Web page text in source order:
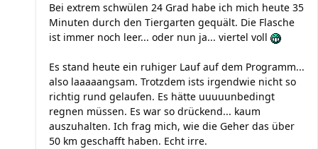
Bei extrem schwülen 24 Grad habe ich mich heute 35
Minuten durch den Tiergarten gequält. Die Flasche
ist immer noch leer... oder nun ja... viertel voll
Es stand heute ein ruhiger Lauf auf dem Programm...
also laaaaangsam. Trotzdem ists irgendwie nicht so
richtig rund gelaufen. Es hätte uuuuunbedingt
regnen müssen. Es war so drückend... kaum
auszuhalten. Ich frag mich, wie die Geher das über
50 km geschafft haben. Echt irre.